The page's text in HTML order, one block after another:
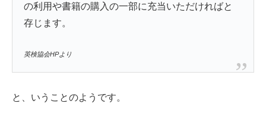
の利用や書籍の購入の一部に充当いただければと
存じます。
英検協会HPより
と、いうことのようです。